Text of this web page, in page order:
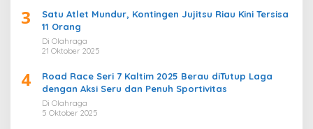
3
Satu Atlet Mundur, Kontingen Jujitsu Riau Kini Tersisa
11 Orang
Di Olahraga
21 Oktober 2025
4
Road Race Seri 7 Kaltim 2025 Berau diTutup Laga
dengan Aksi Seru dan Penuh Sportivitas
Di Olahraga
5 Oktober 2025